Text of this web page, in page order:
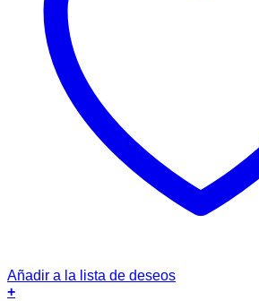
Añadir a la lista de deseos
+